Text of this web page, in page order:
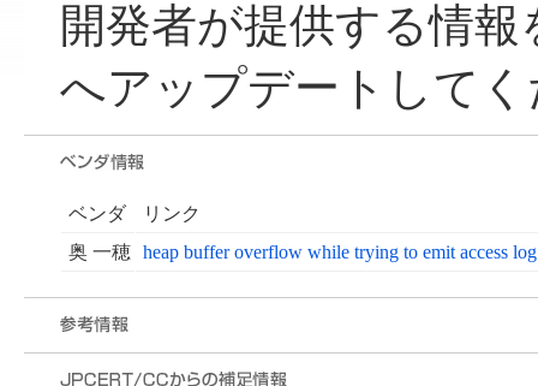
開発者が提供する情
へアップデートして
ベンダ
リンク
奥 一穂
heap buffer overflow while trying to emit access